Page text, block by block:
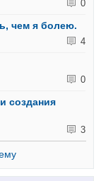
0
чем я болею.
4
0
создания
3